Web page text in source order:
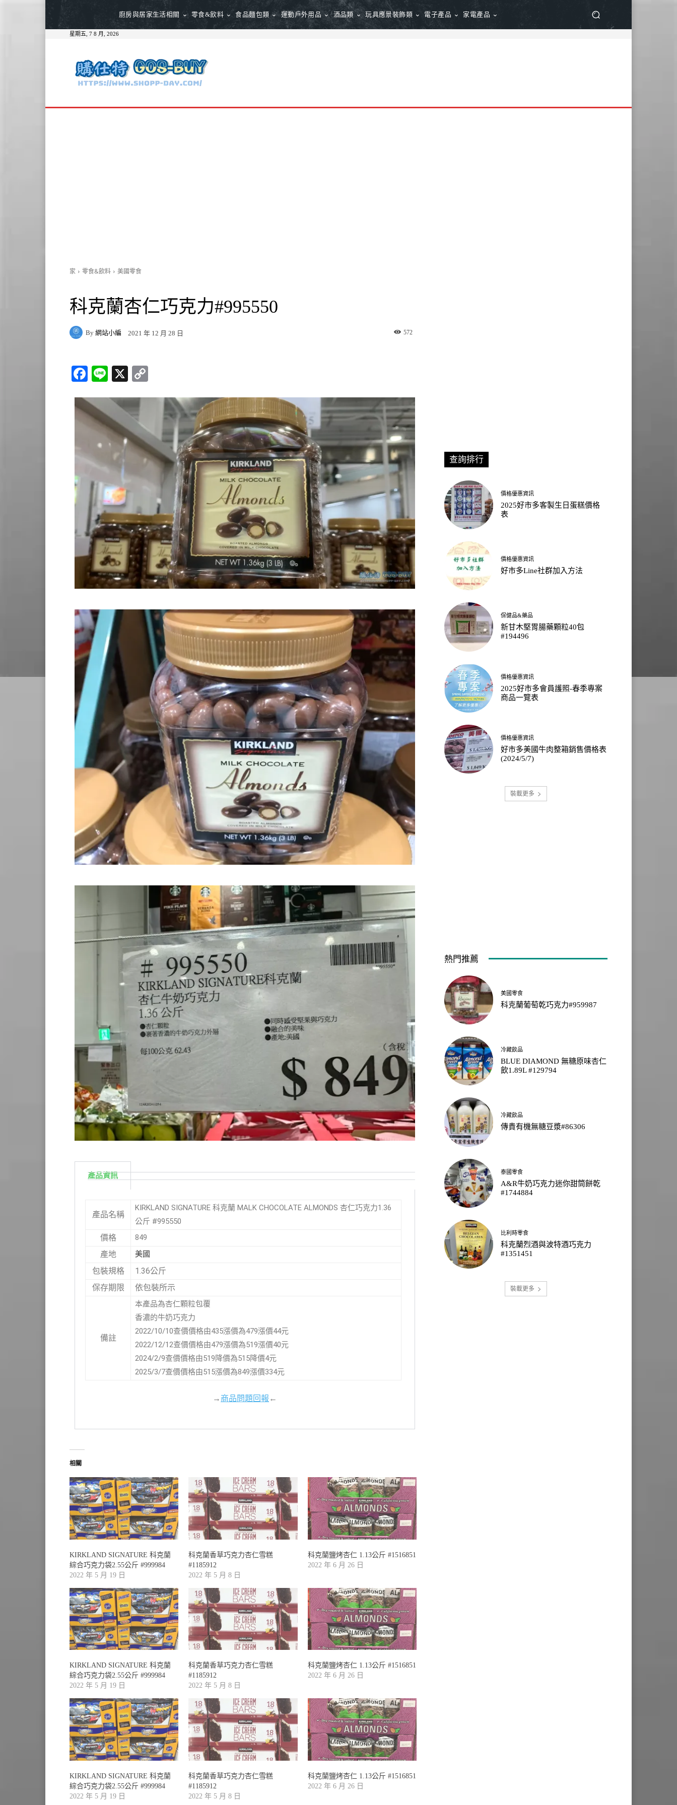
廚房與居家生活相關 零食&飲料 食品麵包類 運動戶外用品 酒品類 玩具應景裝飾類 電子產品 家電產品
星期五, 7 8 月, 2026
家 零食&飲料 美國零食
科克蘭杏仁巧克力#995550
By 網站小編 2021 年 12 月 28 日 572
Fa
bo
ok
Li
X
nk
產品資訊
產品名稱
KIRKLAND SIGNATURE 科克蘭 MALK CHOCOLATE ALMONDS 杏仁巧克力1.36
公斤 #995550
價格 849
產地 美國
包裝規格 1.36公斤
保存期限 依包裝所示
備註
本產品為杏仁顆粒包覆
香濃的牛奶巧克力
2022/10/10查價價格由435漲價為479漲價44元
2022/12/12查價價格由479漲價為519漲價40元
2024/2/9查價價格由519降價為515降價4元
2025/3/7查價價格由515漲價為849漲價334元
→商品問題回報←
相關
KIRKLAND SIGNATURE 科克蘭
綜合巧克力袋2.55公斤 #999984
2022 年 5 月 19 日
科克蘭香草巧克力杏仁雪糕
#1185912
2022 年 5 月 8 日
科克蘭鹽烤杏仁 1.13公斤 #1516851
2022 年 6 月 26 日
KIRKLAND SIGNATURE 科克蘭
綜合巧克力袋2.55公斤 #999984
2022 年 5 月 19 日
科克蘭香草巧克力杏仁雪糕
#1185912
2022 年 5 月 8 日
科克蘭鹽烤杏仁 1.13公斤 #1516851
2022 年 6 月 26 日
KIRKLAND SIGNATURE 科克蘭
綜合巧克力袋2.55公斤 #999984
2022 年 5 月 19 日
科克蘭香草巧克力杏仁雪糕
#1185912
2022 年 5 月 8 日
科克蘭鹽烤杏仁 1.13公斤 #1516851
2022 年 6 月 26 日
查詢排行
價格優惠資訊
2025好市多客製生日蛋糕價格
表
價格優惠資訊
好市多Line社群加入方法
保健品&藥品
新甘木堅胃腸藥顆粒40包
#194496
價格優惠資訊
2025好市多會員護照-春季專案
商品一覽表
價格優惠資訊
好市多美國牛肉整箱銷售價格表
(2024/5/7)
裝載更多
熱門推薦
美國零食
科克蘭葡萄乾巧克力#959987
冷藏飲品
BLUE DIAMOND 無糖原味杏仁
飲1.89L #129794
冷藏飲品
傳貴有機無糖豆漿#86306
泰國零食
A&R牛奶巧克力迷你甜筒餅乾
#1744884
比利時零食
科克蘭烈酒與波特酒巧克力
#1351451
裝載更多